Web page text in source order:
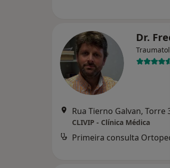
Dr.
CLIVIP - Clínica Médica